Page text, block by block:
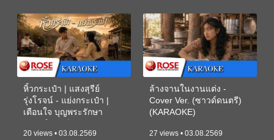
หิ้วกระเป๋า | แสงสุรีย์
รุ่งโรจน์ - แย่งกระเป๋า |
เตือนใจ บุญพระรักษา
20 views • 03.08.2569
ล้างจานในงานแต่ง -
Cover Ver. (ซาวด์ดนตรี)
(KARAOKE)
27 views • 03.08.2569